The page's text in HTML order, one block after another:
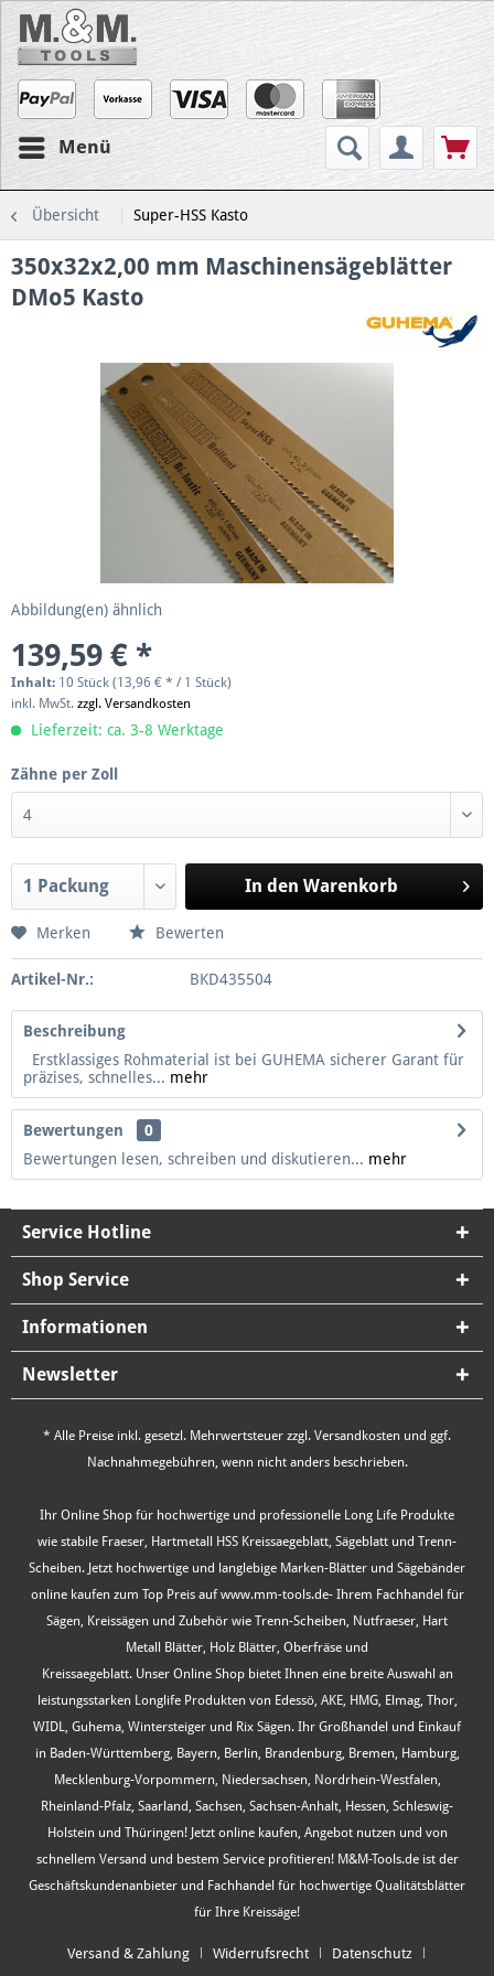
Menü
Übersicht Super-HSS Kasto
350x32x2,00 mm Maschinensägeblätter
DMo5 Kasto
Abbildung(en) ähnlich
139,59 € *
Inhalt: 10 Stück (13,96 € * / 1 Stück)
inkl. MwSt. zzgl. Versandkosten
Lieferzeit: ca. 3-8 Werktage
Zähne per Zoll
In den Warenkorb
Merken Bewerten
Artikel-Nr.: BKD435504
Beschreibung
Erstklassiges Rohmaterial ist bei GUHEMA sicherer Garant für
präzises, schnelles... mehr
Bewertungen
0
Bewertungen lesen, schreiben und diskutieren... mehr
Service Hotline
Shop Service
Informationen
Newsletter
* Alle Preise inkl. gesetzl. Mehrwertsteuer zzgl. Versandkosten und ggf.
Nachnahmegebühren, wenn nicht anders beschrieben.
Ihr Online Shop für hochwertige und professionelle Long Life Produkte
wie stabile Fraeser, Hartmetall HSS Kreissaegeblatt, Sägeblatt und Trenn-
Scheiben. Jetzt hochwertige und langlebige Marken-Blätter und Sägebänder
online kaufen zum Top Preis auf www.mm-tools.de- Ihrem Fachhandel für
Sägen, Kreissägen und Zubehör wie Trenn-Scheiben, Nutfraeser, Hart
Metall Blätter, Holz Blätter, Oberfräse und
Kreissaegeblatt. Unser Online Shop bietet Ihnen eine breite Auswahl an
leistungsstarken Longlife Produkten von Edessö, AKE, HMG, Elmag, Thor,
WIDL, Guhema, Wintersteiger und Rix Sägen. Ihr Großhandel und Einkauf
in Baden-Württemberg, Bayern, Berlin, Brandenburg, Bremen, Hamburg,
Mecklenburg-Vorpommern, Niedersachsen, Nordrhein-Westfalen,
Rheinland-Pfalz, Saarland, Sachsen, Sachsen-Anhalt, Hessen, Schleswig-
Holstein und Thüringen! Jetzt online kaufen, Angebot nutzen und von
schnellem Versand und bestem Service profitieren! M&M-Tools.de ist der
Geschäftskundenanbieter und Fachhandel für hochwertige Qualitätsblätter
für Ihre Kreissäge!
Versand & Zahlung Widerrufsrecht Datenschutz